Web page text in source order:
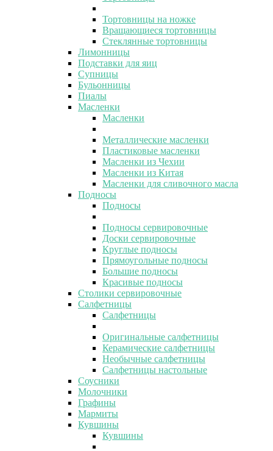
Тортовницы на ножке
Вращающиеся тортовницы
Стеклянные тортовницы
Лимонницы
Подставки для яиц
Супницы
Бульонницы
Пиалы
Масленки
Масленки
Металлические масленки
Пластиковые масленки
Масленки из Чехии
Масленки из Китая
Масленки для сливочного масла
Подносы
Подносы
Подносы сервировочные
Доски сервировочные
Круглые подносы
Прямоугольные подносы
Большие подносы
Красивые подносы
Столики сервировочные
Салфетницы
Салфетницы
Оригинальные салфетницы
Керамические салфетницы
Необычные салфетницы
Салфетницы настольные
Соусники
Молочники
Графины
Мармиты
Кувшины
Кувшины